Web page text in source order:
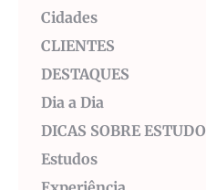
Cidades
CLIENTES
DESTAQUES
Dia a Dia
DICAS SOBRE ESTUDO
Estudos